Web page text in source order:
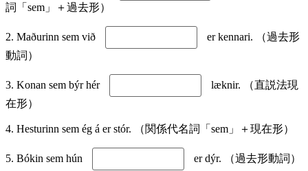
詞「sem」＋過去形）
2. Maðurinn sem við
er kennari. （過去形
動詞）
3. Konan sem býr hér
læknir. （直説法現
在形）
4. Hesturinn sem ég á er stór. （関係代名詞「sem」＋現在形）
5. Bókin sem hún er dýr. （過去形動詞）